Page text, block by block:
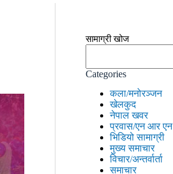
सामाग्री खोज
Categories
कला/मनोरञ्जन
खेलकुद
नेपाल खवर
प्रवास/एन आर एन
भिडियो सामाग्री
मुख्य समाचार
विचार/अन्तर्वार्ता
समाचार